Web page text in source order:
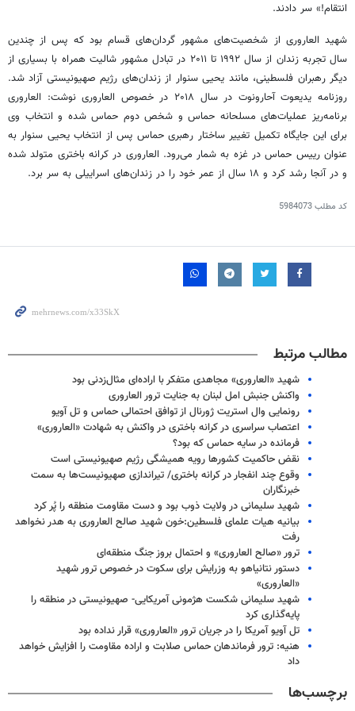
انتقام!» سر دادند.
شهید العاروری از شخصیت‌های مشهور گردان‌های قسام بود که پس از چندین
سال تجربه زندان از سال ۱۹۹۲ تا ۲۰۱۱ در تبادل مشهور شالیت همراه با بسیاری از
دیگر رهبران فلسطینی، مانند یحیی سنوار از زندان‌های رژیم صهیونیستی آزاد شد.
روزنامه یدیعوت آحارونوت در سال ۲۰۱۸ در خصوص العاروری نوشت: العاروری
برنامه‌ریز عملیات‌های مسلحانه حماس و شخص دوم حماس شده و انتخاب وی
برای این جایگاه تکمیل تغییر ساختار رهبری حماس پس از انتخاب یحیی سنوار به
عنوان رییس حماس در غزه به شمار می‌رود. العاروری در کرانه باختری متولد شده
و در آنجا رشد کرد و ۱۸ سال از عمر خود را در زندان‌های اسراییلی به سر برد.
کد مطلب5984073
مطالب مرتبط
شهید «العاروری» مجاهدی متفکر با اراده‌ای مثال‌زدنی بود
واکنش جنبش امل لبنان به جنایت ترور العاروری
رونمایی وال استریت ژورنال از توافق احتمالی حماس و تل آویو
اعتصاب سراسری در کرانه باختری در واکنش به شهادت «العاروری»
فرمانده در سایه حماس که بود؟
نقض حاکمیت کشورها رویه همیشگی رژیم صهیونیستی است
وقوع چند انفجار در کرانه باختری/ تیراندازی صهیونیست‌ها به سمت
خبرنگاران
شهید سلیمانی در ولایت ذوب بود و دست مقاومت منطقه را پُر کرد
بیانیه هیات علمای فلسطین:خون شهید صالح العاروری به هدر نخواهد
رفت
ترور «صالح العاروری» و احتمال بروز جنگ منطقه‌ای
دستور نتانیاهو به وزرایش برای سکوت در خصوص ترور شهید
«العاروری»
شهید سلیمانی شکست هژمونی آمریکایی- صهیونیستی در منطقه را
پایه‌گذاری کرد
تل آویو آمریکا را در جریان ترور «العاروری» قرار نداده بود
هنیه: ترور فرماندهان حماس صلابت و اراده مقاومت را افزایش خواهد
داد
برچسب‌ها